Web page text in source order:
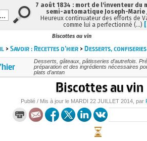
Biscottes au vin
>Savoir : Recettes d’hier >Desserts, confiseries
Desserts, gâteaux, pâtisseries d’autrefois.
préparation et des ingrédients nécessaires
plats d’antan
Biscottes au vin
Publié / Mis à jour le MARDI 22 JUILLET 2014 , par
7 août 1834 : mort de l'inventeur du
semi-automatique Joseph-Marie
Heureux continuateur des efforts de
comme lui a perfectionné (…)